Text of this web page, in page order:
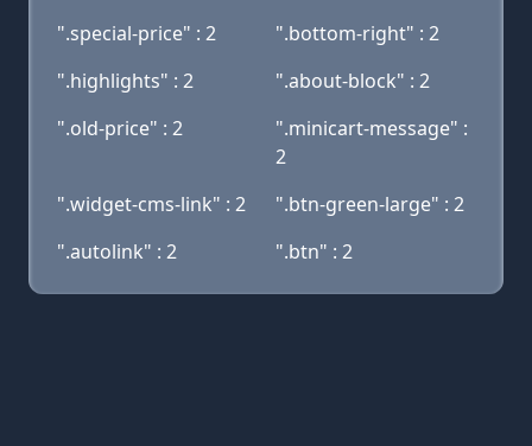
".special-price" : 2
".bottom-right" : 2
".highlights" : 2
".about-block" : 2
".old-price" : 2
".minicart-message" :
2
".widget-cms-link" : 2
".btn-green-large" : 2
".autolink" : 2
".btn" : 2